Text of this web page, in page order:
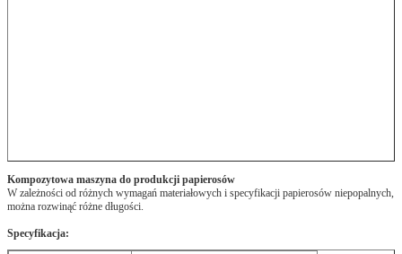
Kompozytowa maszyna do produkcji papierosów
W zależności od różnych wymagań materiałowych i specyfikacji papierosów niepopalnych,
można rozwinąć różne długości.
Specyfikacja: